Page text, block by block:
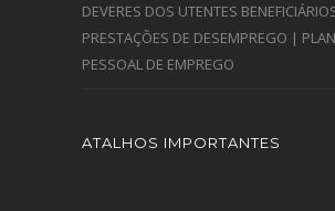
DEVERES DOS UTENTES
PRESTAÇÕES DE DESEMPREGO |
PESSOAL DE EMPREGO
ATALHOS IMPORTANTES